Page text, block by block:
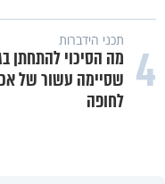
4 תכני הידברות
שסיימה עשור של
לחופה
מי שאמר והיה העולם זה